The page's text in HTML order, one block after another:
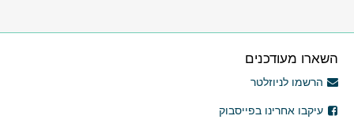
השארו מעודכנים
הרשמו לניוזלטר
עיקבו אחרינו בפייסבוק